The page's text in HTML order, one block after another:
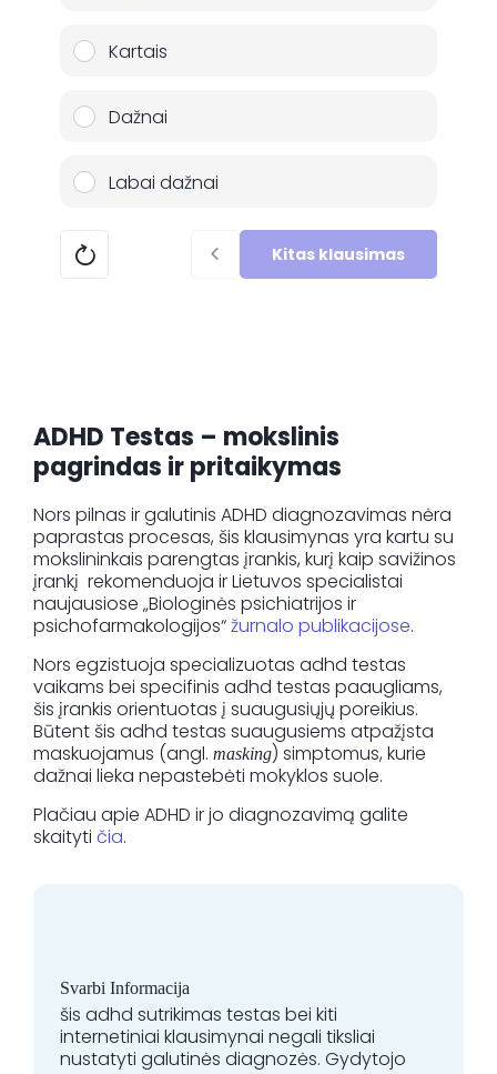
Kartais
Dažnai
Labai dažnai
Kitas klausimas
ADHD Testas – mokslinis
pagrindas ir pritaikymas
Nors pilnas ir galutinis ADHD diagnozavimas nėra
paprastas procesas, šis klausimynas yra kartu su
mokslininkais parengtas įrankis, kurį kaip savižinos
įrankį rekomenduoja ir Lietuvos specialistai
naujausiose „Biologinės psichiatrijos ir
psichofarmakologijos“žurnalo publikacijose.
Nors egzistuoja specializuotas adhd testas
vaikams bei specifinis adhd testas paaugliams,
šis įrankis orientuotas į suaugusiųjų poreikius.
Būtent šis adhd testas suaugusiems atpažįsta
maskuojamus (angl. masking) simptomus, kurie
dažnai lieka nepastebėti mokyklos suole.
Plačiau apie ADHD ir jo diagnozavimą galite
skaityti čia.
Svarbi Informacija
šis adhd sutrikimas testas bei kiti
internetiniai klausimynai negali tiksliai
nustatyti galutinės diagnozės. Gydytojo